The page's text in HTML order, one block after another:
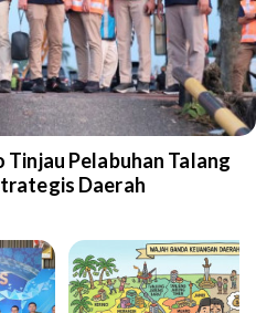
Pelabuhan Talang
Daerah